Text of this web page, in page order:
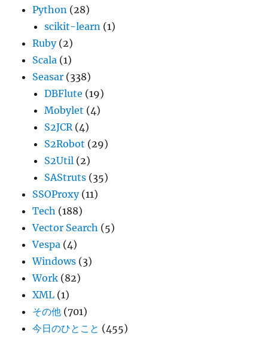
Python (28)
scikit-learn (1)
Ruby(2)
Scala (1)
Seasar (338)
DBFlute (19)
Mobylet (4)
S2JCR(4)
S2Robot (29)
S2Util (2)
SAStruts (35)
SSOProxy(11)
Tech (188)
Vector Search (5)
Vespa (4)
Windows (3)
Work (82)
XML (1)
その他 (701)
今日のひとこと (455)